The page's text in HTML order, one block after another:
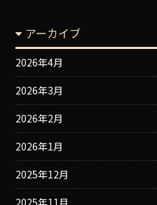
アーカイブ
2026年4月
2026年3月
2026年2月
2026年1月
2025年12月